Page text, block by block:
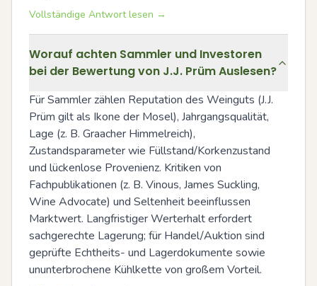
Vollständige Antwort lesen →
Worauf achten Sammler und Investoren
bei der Bewertung von J.J. Prüm Auslesen?
Für Sammler zählen Reputation des Weinguts (J.J.
Prüm gilt als Ikone der Mosel), Jahrgangsqualität,
Lage (z. B. Graacher Himmelreich),
Zustandsparameter wie Füllstand/Korkenzustand
und lückenlose Provenienz. Kritiken von
Fachpublikationen (z. B. Vinous, James Suckling,
Wine Advocate) und Seltenheit beeinflussen
Marktwert. Langfristiger Werterhalt erfordert
sachgerechte Lagerung; für Handel/Auktion sind
geprüfte Echtheits- und Lagerdokumente sowie
ununterbrochene Kühlkette von großem Vorteil.